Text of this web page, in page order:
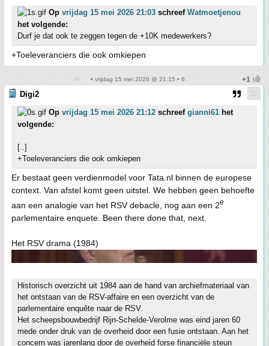
Op vrijdag 15 mei 2026 21:03 schreef Watmoetjenou
het volgende:
Durf je dat ook te zeggen tegen de +10K medewerkers?
+Toeleveranciers die ook omkiepen
• vrijdag 15 mei 2026 @ 21:15 • 6
Digi2
Op vrijdag 15 mei 2026 21:12 schreef gianni61 het
volgende:
[..]
+Toeleveranciers die ook omkiepen
Er bestaat geen verdienmodel voor Tata.nl binnen de europese
context. Van afstel komt geen uitstel. We hebben geen behoefte
aan een analogie van het RSV debacle, nog aan een 2e
parlementaire enquete. Been there done that, next.
Het RSV drama (1984)
Historisch overzicht uit 1984 aan de hand van archiefmateriaal van
het ontstaan van de RSV-affaire en een overzicht van de
parlementaire enquête naar de RSV.
Het scheepsbouwbedrijf Rijn-Schelde-Verolme was eind jaren 60
mede onder druk van de overheid door een fusie ontstaan. Aan het
concern was jarenlang door de overheid forse financiële steun